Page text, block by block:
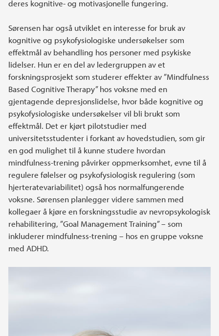
deres kognitive- og motivasjonelle fungering.
Sørensen har også utviklet en interesse for bruk av
kognitive og psykofysiologiske undersøkelser som
effektmål av behandling hos personer med psykiske
lidelser. Hun er en del av ledergruppen av et
forskningsprosjekt som studerer effekter av ”Mindfulness
Based Cognitive Therapy” hos voksne med en
gjentagende depresjonslidelse, hvor både kognitive og
psykofysiologiske undersøkelser vil bli brukt som
effektmål. Det er kjørt pilotstudier med
universitetsstudenter i forkant av hovedstudien, som gir
en god mulighet til å kunne studere hvordan
mindfulness-trening påvirker oppmerksomhet, evne til å
regulere følelser og psykofysiologisk regulering (som
hjerteratevariabilitet) også hos normalfungerende
voksne. Sørensen planlegger videre sammen med
kollegaer å kjøre en forskningsstudie av nevropsykologisk
rehabilitering, ”Goal Management Training” – som
inkluderer mindfulness-trening – hos en gruppe voksne
med ADHD.